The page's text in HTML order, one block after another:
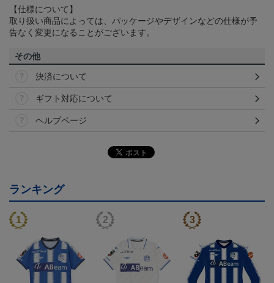
【仕様について】
取り扱い商品によっては、パッケージやデザインなどの仕様が予
告なく変更になることがございます。
その他
決済について
ギフト対応について
ヘルプページ
ランキング